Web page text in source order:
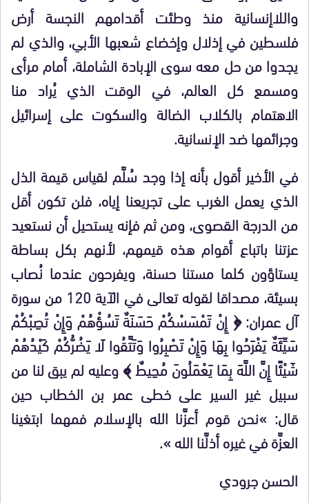
واللاإنسانية منذ وطئت أقدامهم النجسة أرض
فلسطين في إذلال وإخضاع شعبها الأبي، والذي لم
يجدوا من حل معه سوى الإبادة الشاملة، أمام مرأى
ومسمع كل العالم، في الوقت الذي يُراد منا
الاهتمام بالكلاب الضالة والسكوت على إسرائيل
وجرائمها ضد الإنسانية.
في الأخير أقول بأنه إذا وجد سُلَّم لقياس قيمة الذل
الذي يعمل الغرب على تجريعنا إياه، فلن تكون أقل
من الدرجة القصوى، ومن ثم فإنه يستحيل أن نستعيد
عزتنا باتباع أقوام هذه قيمهم، لأنهم بكل بساطة
يستاؤون كلما مستنا حسنة، ويفرحون عندما نُصاب
بسيئة، مصداقا لقوله تعالى في الآية 120 من سورة
آل عمران: ﴿ إِنْ تَمْسَسْكُمْ حَسَنَةٌ تَسُؤْهُمْ وَإِنْ تُصِبْكُمْ
سَيِّئَةٌ يَفْرَحُوا بِهَا وَإِنْ تَصْبِرُوا وَتَتَّقُوا لَا يَضُرُّكُمْ كَيْدُهُمْ
شَيْئًا إِنَّ اللَّهَ بِمَا يَعْمَلُونَ مُحِيطٌ ﴾ وعليه لم يبق لنا من
سبيل غير السير على خطى عمر بن الخطاب حين
قال: »نحن قوم أعزَّنا الله بالإسلام فمهما ابتغينا
العزَّة في غيره أذلَّنا الله ».
الحسن جرودي